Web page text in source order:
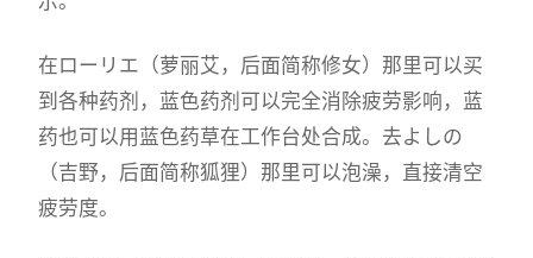
在ローリエ（萝丽艾，后面简称修女）那里可以买
到各种药剂，蓝色药剂可以完全消除疲劳影响，蓝
药也可以用蓝色药草在工作台处合成。去よしの
（吉野，后面简称狐狸）那里可以泡澡，直接清空
疲劳度。